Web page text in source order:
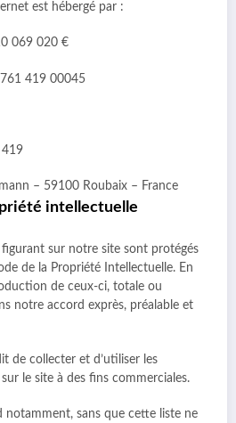
est hébergé par :
069 020 €
419 00045
419
– 59100 Roubaix – France
intellectuelle
figurant sur notre site sont protégés
de la Propriété Intellectuelle. En
de ceux-ci, totale ou
notre accord exprès, préalable et
de collecter et d’utiliser les
le site à des fins commerciales.
notamment, sans que cette liste ne